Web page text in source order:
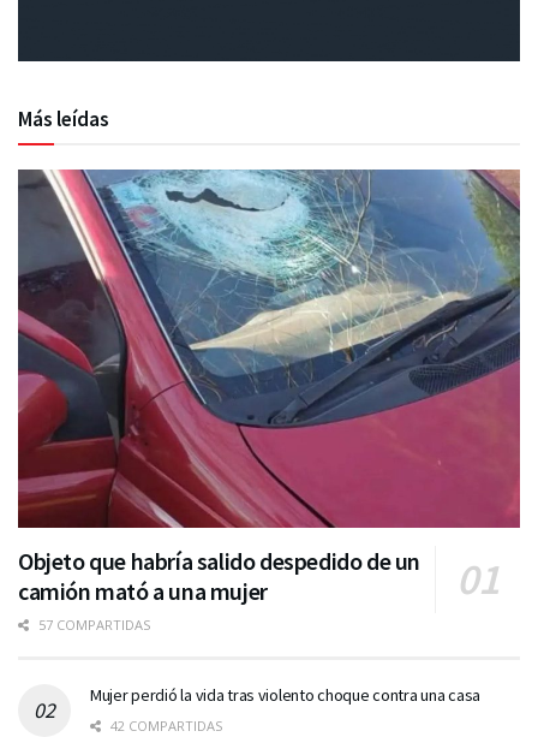
Más leídas
Objeto que habría salido despedido de un
camión mató a una mujer
57 COMPARTIDAS
Mujer perdió la vida tras violento choque contra una casa
42 COMPARTIDAS